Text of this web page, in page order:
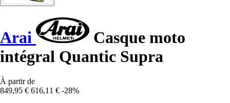
Arai
Casque moto
intégral Quantic Supra
À partir de
849,95 € 616,11 € -28%